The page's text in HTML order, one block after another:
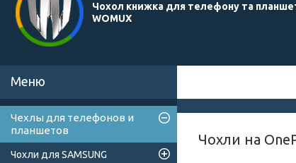
Чохол книжка для телефону та
WOMUX
Чохли на
Чехлы для телефонов и
планшетов
Чохли для SAMSUNG